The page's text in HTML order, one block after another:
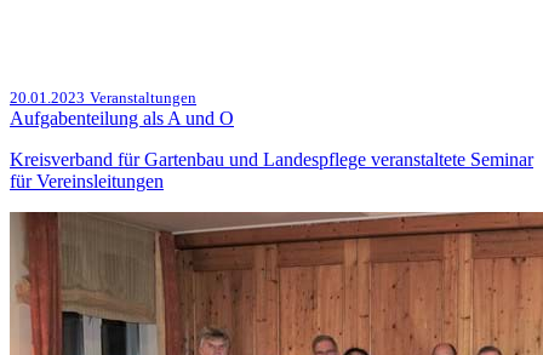
20.01.2023 Veranstaltungen
Aufgabenteilung als A und O
Kreisverband für Gartenbau und Landespflege veranstaltete Seminar
für Vereinsleitungen